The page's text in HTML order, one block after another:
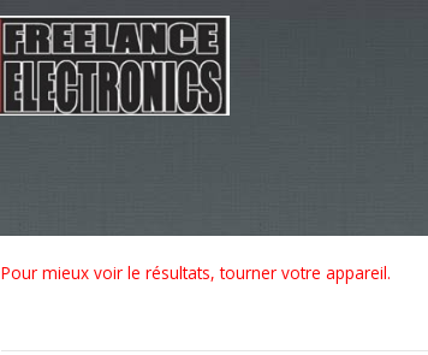
Pour mieux voir le résultats, tourner votre appareil.